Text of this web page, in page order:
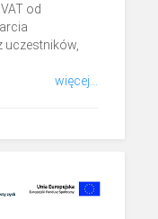
od
więcej...